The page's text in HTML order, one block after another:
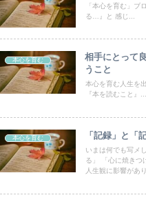
「本心を育む」ブ
る…』と 感じ...
本心を育む
相手にとって
うこと
本心を育む人生を
『本を読むこと』...
本心を育む 「記録」と「
いまは何でも写メ
る」 「心に焼きつ
人生観に影響があ